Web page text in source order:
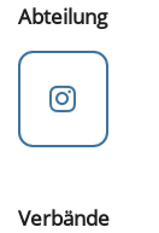
Abteilung
Verbände